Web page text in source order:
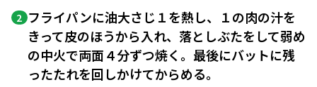
2 フライパンに油大さじ１を熱し、１の肉の汁を
きって皮のほうから入れ、落としぶたをして弱め
の中火で両面４分ずつ焼く。最後にバットに残
ったたれを回しかけてからめる。